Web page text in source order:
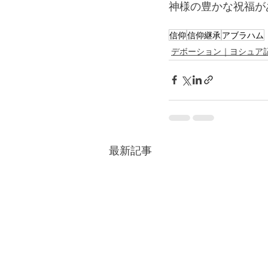
神様の豊かな祝福が
信仰信仰継承 アブラハム
デボーション｜ヨシュア
最新記事